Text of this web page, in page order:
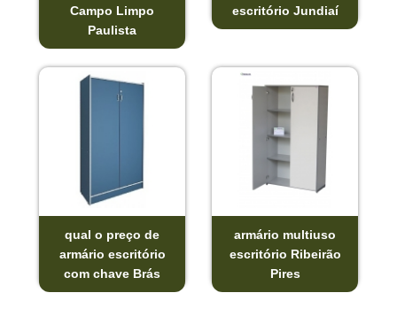
Campo Limpo
Paulista
escritório Jundiaí
qual o preço de
armário escritório
com chave Brás
armário multiuso
escritório Ribeirão
Pires